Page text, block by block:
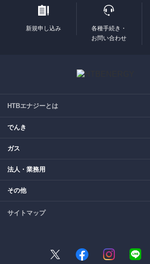
新規申し込み
各種手続き・
お問い合わせ
HTBエナジーとは
でんき
ガス
法人・業務用
その他
サイトマップ